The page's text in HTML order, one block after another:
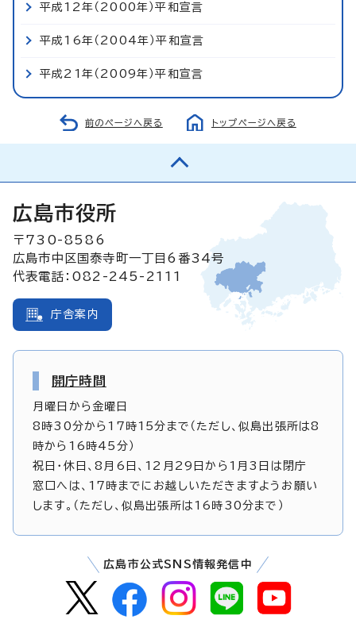
平成12年（2000年）平和宣言
平成16年（2004年）平和宣言
平成21年（2009年）平和宣言
前のページへ戻る トップページへ戻る
広島市役所
〒730-8586
広島市中区国泰寺町一丁目6番34号
代表電話：082-245-2111
庁舎案内
開庁時間
月曜日から金曜日
8時30分から17時15分まで（ただし、似島出張所は8
時から16時45分）
祝日・休日、8月6日、12月29日から1月3日は閉庁
窓口へは、17時までにお越しいただきますようお願い
します。（ただし、似島出張所は16時30分まで）
広島市公式SNS情報発信中